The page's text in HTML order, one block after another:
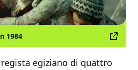
1984
egiziano di quattro